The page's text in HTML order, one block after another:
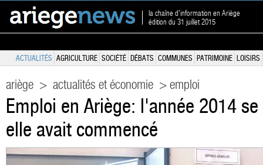
la chaîne d'information en Ariège
édition du 31 juillet 2015
ACTUALITÉS AGRICULTURE SOCIÉTÉ DÉBATS COMMUNES PATRIMOINE LOISIRS
ariège > actualités et économie > emploi
Emploi en Ariège: l'année 2014
elle avait commencé